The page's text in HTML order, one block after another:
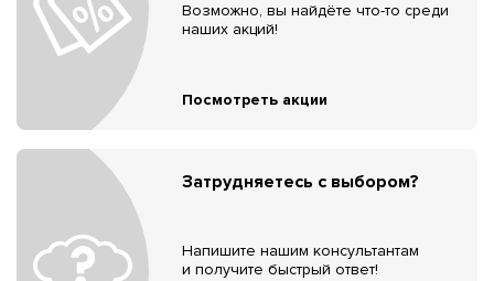
Возможно, вы найдёте что-то среди
наших акций!
Посмотреть акции
Затрудняетесь с выбором?
Напишите нашим консультантам
и получите быстрый ответ!